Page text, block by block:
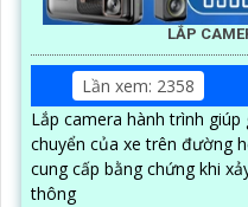
LẮP
Lần xem: 2358
Lắp camera hành trình
chuyển của xe trên đường
cung cấp bằng chứng khi
thông